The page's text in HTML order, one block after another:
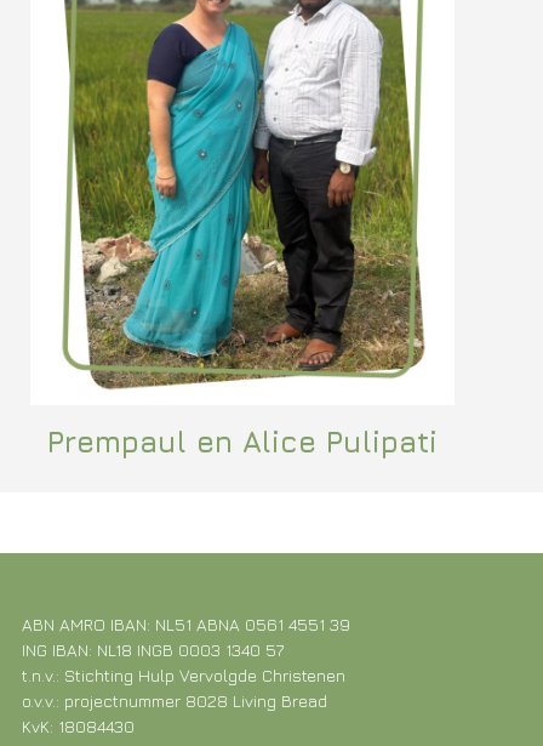
Prempaul en Alice Pulipati
ABN AMRO IBAN: NL51 ABNA 0561 4551 39
ING IBAN: NL18 INGB 0003 1340 57
t.n.v.: Stichting Hulp Vervolgde Christenen
o.v.v.: projectnummer 8028 Living Bread
KvK: 18084430